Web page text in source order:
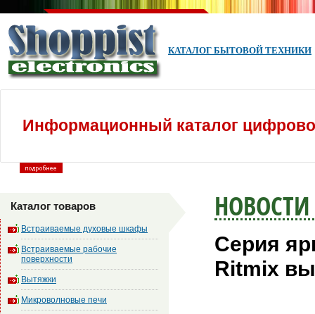
КАТАЛОГ БЫТОВОЙ ТЕХНИКИ
Информационный каталог
Каталог товаров
Встраиваемые духовые шкафы
Встраиваемые рабочие
поверхности
Вытяжки
Микроволновые печи
НОВОСТИ
Серия
Ritmix